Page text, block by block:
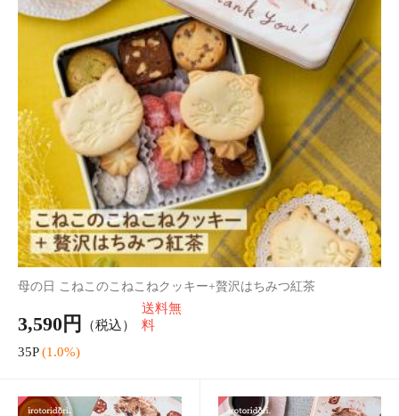
母の日 こねこのこねこねク
ッキー+セイロンティー
3,190円 （税込）
31P (1.0%)
母の日 こねこのこねこねク
ッキー+猫コーヒー
3,390円（税込）
33P (1.0%)